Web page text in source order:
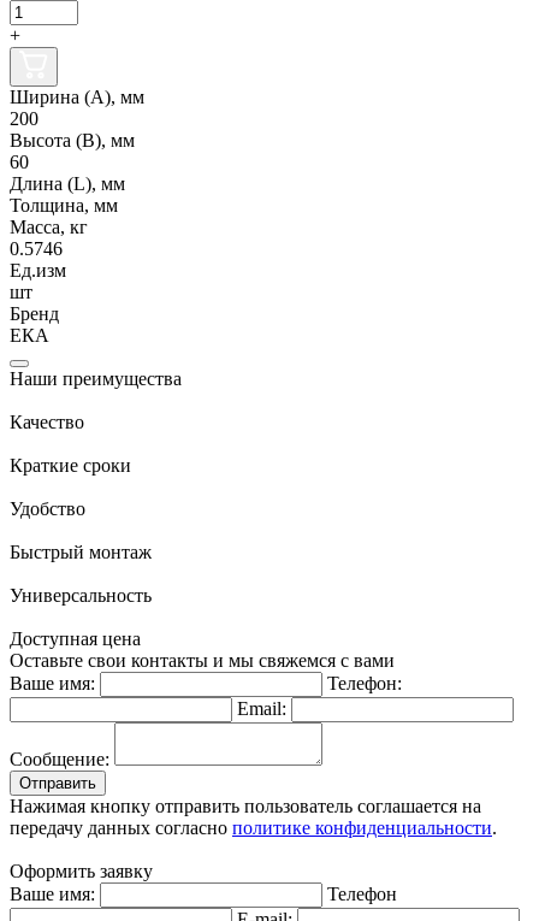
+
Ширина (А), мм
200
Высота (В), мм
60
Длина (L), мм
Толщина, мм
Масса, кг
0.5746
Ед.изм
шт
Бренд
ЕКА
Наши преимущества
Качество
Краткие сроки
Удобство
Быстрый монтаж
Универсальность
Доступная цена
Оставьте свои контакты и мы свяжемся с вами
Ваше имя:
Телефон:
Email:
Сообщение:
Отправить
Нажимая кнопку отправить пользователь соглашается на
передачу данных согласно политике конфиденциальности.
Оформить заявку
Ваше имя:
Телефон